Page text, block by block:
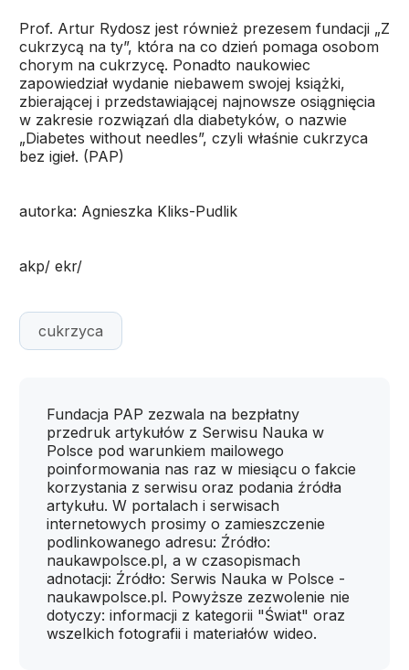
Prof. Artur Rydosz jest również prezesem fundacji „Z
cukrzycą na ty”, która na co dzień pomaga osobom
chorym na cukrzycę. Ponadto naukowiec
zapowiedział wydanie niebawem swojej książki,
zbierającej i przedstawiającej najnowsze osiągnięcia
w zakresie rozwiązań dla diabetyków, o nazwie
„Diabetes without needles”, czyli właśnie cukrzyca
bez igieł. (PAP)
autorka: Agnieszka Kliks-Pudlik
akp/ ekr/
cukrzyca
Fundacja PAP zezwala na bezpłatny
przedruk artykułów z Serwisu Nauka w
Polsce pod warunkiem mailowego
poinformowania nas raz w miesiącu o fakcie
korzystania z serwisu oraz podania źródła
artykułu. W portalach i serwisach
internetowych prosimy o zamieszczenie
podlinkowanego adresu: Źródło:
naukawpolsce.pl, a w czasopismach
adnotacji: Źródło: Serwis Nauka w Polsce -
naukawpolsce.pl. Powyższe zezwolenie nie
dotyczy: informacji z kategorii "Świat" oraz
wszelkich fotografii i materiałów wideo.